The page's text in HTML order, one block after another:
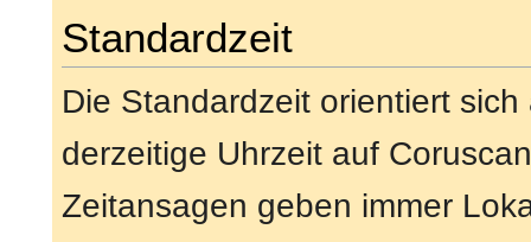
Standardzeit
Die Standardzeit orientiert
derzeitige Uhrzeit auf
Zeitansagen geben immer